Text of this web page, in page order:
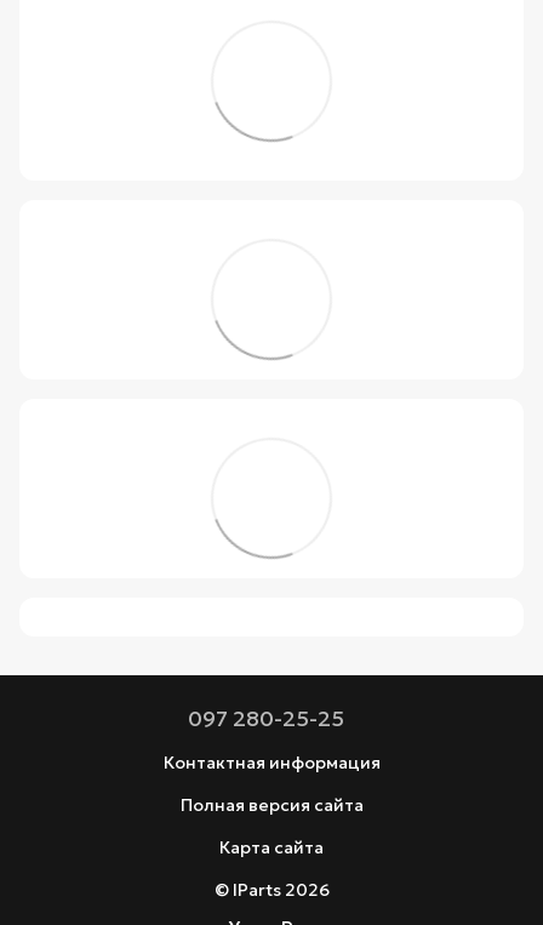
097 280-25-25
Контактная информация
Полная версия сайта
Карта сайта
© IParts 2026